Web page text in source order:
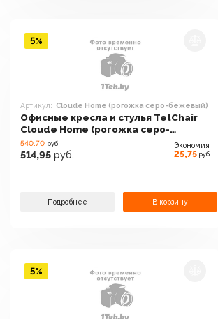
Артикул: Cloude Home (рогожка серо-бежевый)
Офисные кресла и стулья TetChair
Cloude Home (рогожка серо-
бежевый)
540.70 руб.
514,95 руб.
Экономия
25,75 руб.
Подробнее В корзину
5%
5%